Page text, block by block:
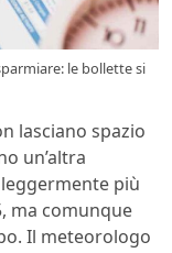
le bollette si
lasciano spazio
un’altra
più
ma comunque
Il meteorologo